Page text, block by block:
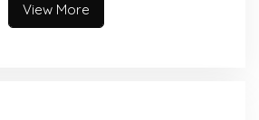
View More